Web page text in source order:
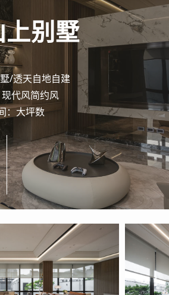
上别墅
/透天自地自建
代风简约风
：大坪数
Proposal
_pic_1_16